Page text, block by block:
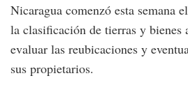
Nicaragua comenzó esta semana
la clasificación de tierras y bienes
evaluar las reubicaciones y
sus propietarios.